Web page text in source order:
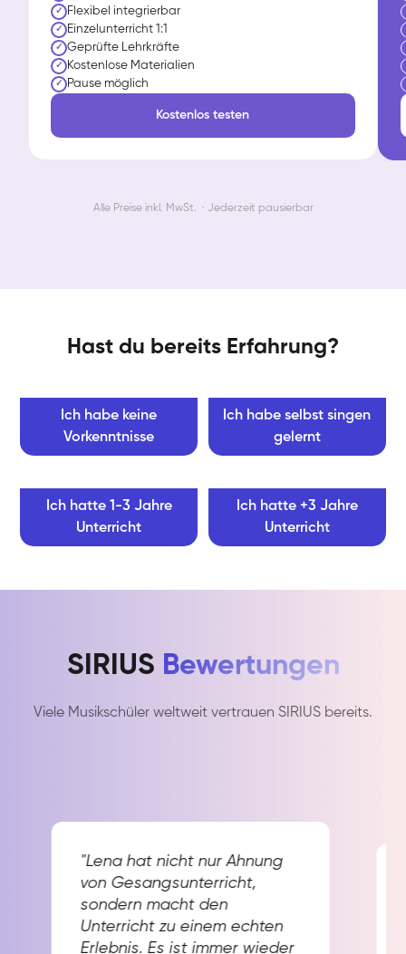
✓ Flexibel integrierbar
✓ Einzelunterricht 1:1
✓ Geprüfte Lehrkräfte
✓ Kostenlose Materialien
✓ Pause möglich
Kostenlos testen
Alle Preise inkl. MwSt. · Jederzeit pausierbar
Hast du bereits Erfahrung?
Ich habe keine
Vorkenntnisse
Ich habe selbst singen
gelernt
Ich hatte 1-3 Jahre
Unterricht
Ich hatte +3 Jahre
Unterricht
SIRIUS Bewertungen
Viele Musikschüler weltweit vertrauen SIRIUS bereits.
"Lena hat nicht nur Ahnung
von Gesangsunterricht,
sondern macht den
Unterricht zu einem echten
Erlebnis. Es ist immer wieder